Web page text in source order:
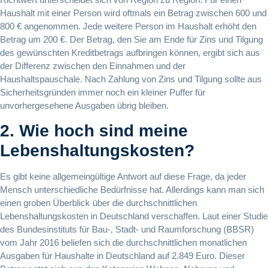
Haushalt mit einer Person wird oftmals ein Betrag zwischen 600 und
800 € angenommen. Jede weitere Person im Haushalt erhöht den
Betrag um 200 €. Der Betrag, den Sie am Ende für Zins und Tilgung
des gewünschten Kreditbetrags aufbringen können, ergibt sich aus
der Differenz zwischen den Einnahmen und der
Haushaltspauschale. Nach Zahlung von Zins und Tilgung sollte aus
Sicherheitsgründen immer noch ein kleiner Puffer für
unvorhergesehene Ausgaben übrig bleiben.
2. Wie hoch sind meine
Lebenshaltungskosten?
Es gibt keine allgemeingültige Antwort auf diese Frage, da jeder
Mensch unterschiedliche Bedürfnisse hat. Allerdings kann man sich
einen groben Überblick über die durchschnittlichen
Lebenshaltungskosten in Deutschland verschaffen. Laut einer Studie
des Bundesinstituts für Bau-, Stadt- und Raumforschung (BBSR)
vom Jahr 2016 beliefen sich die durchschnittlichen monatlichen
Ausgaben für Haushalte in Deutschland auf 2.849 Euro. Dieser